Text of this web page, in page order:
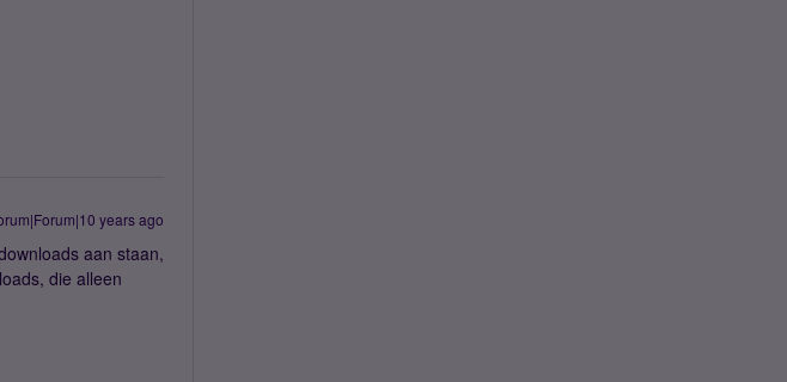
years ago
aan staan,
die alleen